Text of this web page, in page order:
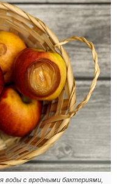
воды с вредными бактериями,